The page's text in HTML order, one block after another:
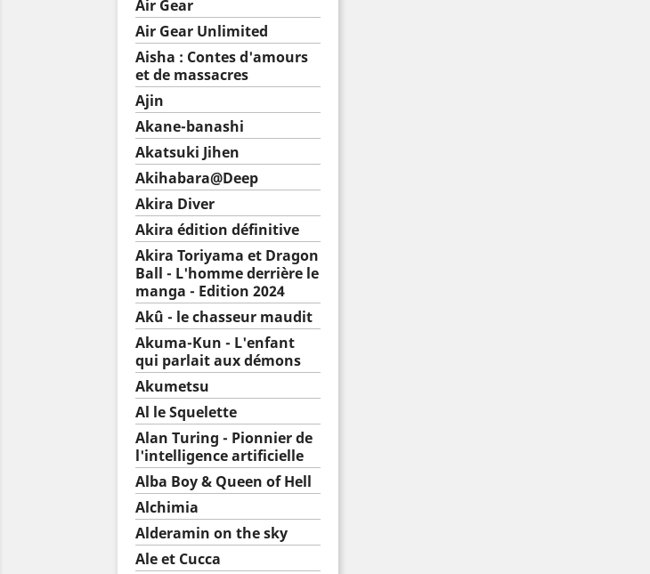
Air Gear
Air Gear Unlimited
Aisha : Contes d'amours
et de massacres
Ajin
Akane-banashi
Akatsuki Jihen
Akihabara@Deep
Akira Diver
Akira édition définitive
Akira Toriyama et Dragon
Ball - L'homme derrière le
manga - Edition 2024
Akû - le chasseur maudit
Akuma-Kun - L'enfant
qui parlait aux démons
Akumetsu
Al le Squelette
Alan Turing - Pionnier de
l'intelligence artificielle
Alba Boy & Queen of Hell
Alchimia
Alderamin on the sky
Ale et Cucca